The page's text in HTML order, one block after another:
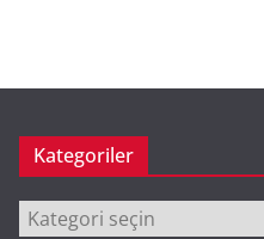
Kategoriler
Kategoriler